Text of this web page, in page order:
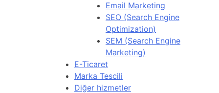
Email Marketing
SEO (Search Engine
Optimization)
SEM (Search Engine
Marketing)
E-Ticaret
Marka Tescili
Diğer hizmetler